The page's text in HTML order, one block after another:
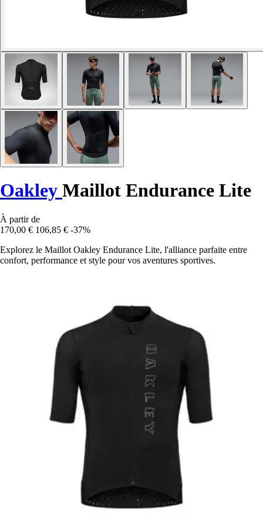
Oakley Maillot Endurance Lite
À partir de
170,00 € 106,85 € -37%
Explorez le Maillot Oakley Endurance Lite, l'alliance parfaite entre
confort, performance et style pour vos aventures sportives.